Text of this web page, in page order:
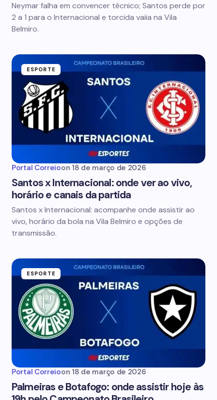
Neymar falha em convencer técnico; Santos perde por
2 a 1 para o Internacional e torcida vaiia na Vila
Belmiro.
ESPORTE
Portal Correioon 18 de março de 2026
Santos x Internacional: onde ver ao vivo,
horário e canais da partida
Santos x Internacional: acompanhe onde assistir ao
vivo, horário da bola na Vila Belmiro e opções de
transmissão.
ESPORTE
Portal Correioon 18 de março de 2026
Palmeiras e Botafogo: onde assistir hoje às